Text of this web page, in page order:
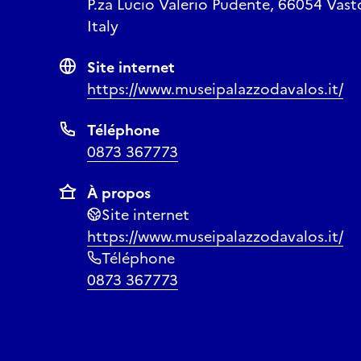
P.za Lucio Valerio Pudente, 66054
Italy
Site internet
https://www.museipalazzodavalos.it/
Téléphone
0873 367773
À propos
Site internet
https://www.museipalazzodavalos.it/
Téléphone
0873 367773